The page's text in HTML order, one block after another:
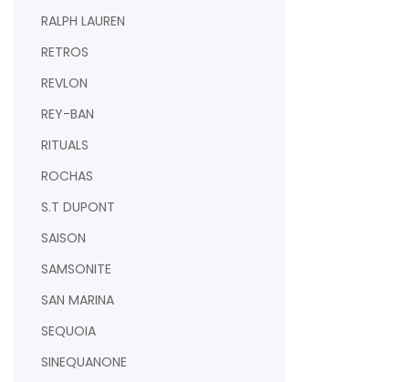
RALPH LAUREN
RETROS
REVLON
REY-BAN
RITUALS
ROCHAS
S.T DUPONT
SAISON
SAMSONITE
SAN MARINA
SEQUOIA
SINEQUANONE